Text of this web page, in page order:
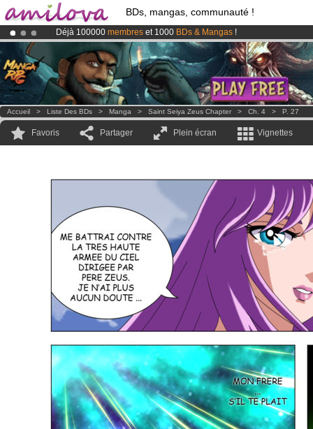
BDs, mangas, communauté !
Déjà 100000 membres et 1000 BDs & Mangas !
Abonnement premium: à partir de3.95 eurospar mois !Clique ici
LeKickstarter Amilova est désormais lancé
Accueil > Liste Des BDs > Manga > Saint Seiya Zeus Chapter > Ch. 4 > P. 27
Favoris Partager Plein écran Vignettes